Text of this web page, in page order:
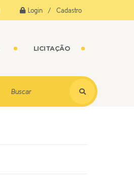
Login / Cadastro
LICITAÇÃO